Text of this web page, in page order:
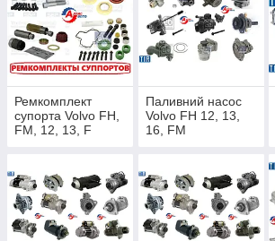
Ремкомплект
супорта Volvo FH,
FM, 12, 13, F
Паливний насос
Volvo FH 12, 13,
16, FM